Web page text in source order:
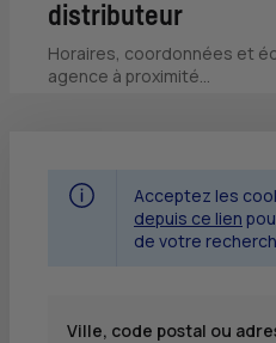
distributeur
Horaires, coordonnées et
agence à proximité...
Acceptez les
depuis ce lien
de votre
Ville, code postal ou